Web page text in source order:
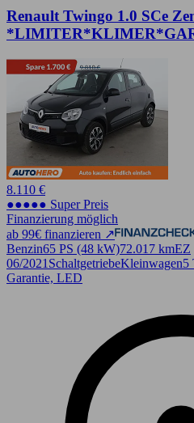
Renault Twingo 1.0 SCe
8.110 €
●●●●● Super Preis
Finanzierung möglich
ab 99€ finanzieren ↗
Benzin65 PS (48 kW)72.017 kmEZ
06/2021 SchaltgetriebeKleinwagen5
Garantie, LED